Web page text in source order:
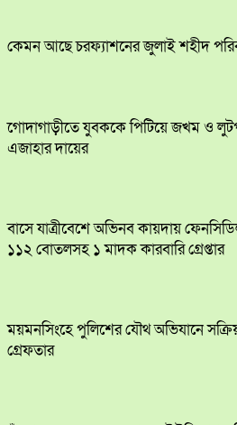
কেমন আছে চরফ্যাশনের জুলাই শহীদ
​গোদাগাড়ীতে যুবককে পিটিয়ে জখম ও
এজাহার দায়ের
বাসে যাত্রীবেশে অভিনব কায়দায়
১১২ বোতলসহ ১ মাদক কারবারি গ্রেপ্তার
ময়মনসিংহে পুলিশের যৌথ অভিযানে
গ্রেফতার